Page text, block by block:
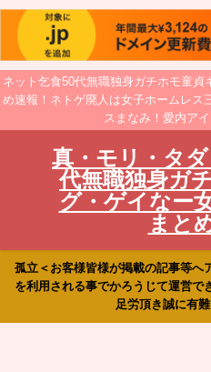
ネット乞食50代無職独身ガチホモ童貞
め速報！ネトゲ廃人は女子ホームレス
スまなみ！愛内ア
真・モリ・タ
代無職独身ガ
グ・ゲイなー
まと
孤立＜お客様皆様が掲載の記事等へ
を利用される事でかろうじて運営で
足労頂き誠に有難